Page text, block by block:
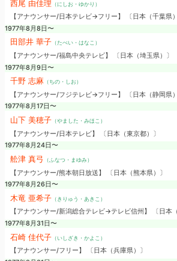
西尾 由佳理 （にしお・ゆかり）
【アナウンサー/日本テレビ→フリー】 〔日本（千葉県）
1977年8月8日〜
田部井 華子（たべい・はなこ）
【アナウンサー/福島中央テレビ】 〔日本（埼玉県）〕
1977年8月9日〜
千野 志麻（ちの・しお）
【アナウンサー/フジテレビ→フリー】 〔日本（静岡県）
1977年8月17日〜
山下 美穂子（やました・みほこ）
【アナウンサー/日本テレビ】 〔日本（東京都）〕
1977年8月24日〜
舩津 真弓 （ふなつ・まゆみ）
【アナウンサー/熊本朝日放送】 〔日本（熊本県）〕
1977年8月26日〜
木竜 亜希子（きりゅう・あきこ）
【アナウンサー/新潟総合テレビ→テレビ信州】 〔日本
1977年8月31日〜
石崎 佳代子（いしざき・かよこ）
【アナウンサー/フリー】 〔日本（兵庫県）〕